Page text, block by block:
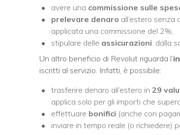
avere una commissione sulle
prelevare denaro all’estero
applicata una commissione del 2%;
stipulare delle assicurazioni: dalla
Un altro beneficio di Revolut riguarda l’
iscritti al servizio. Infatti, è possibile:
trasferire denaro all’estero in 29
applica solo per gli importi che
effettuare bonifici (anche con
inviare in tempo reale (o richiedere)